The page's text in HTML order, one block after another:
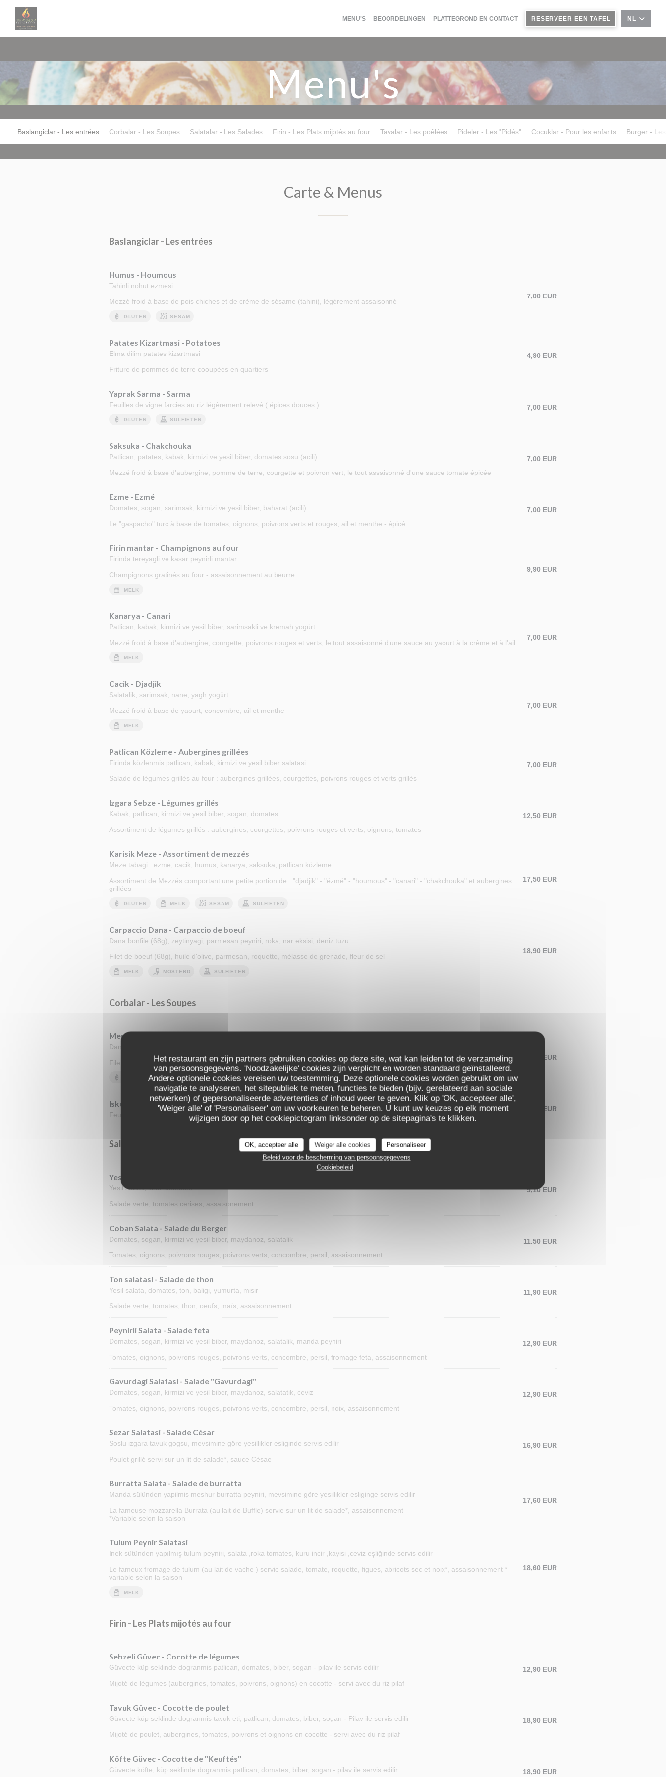
Het restaurant en zijn partners gebruiken cookies op deze site, wat kan leiden tot de verzameling
van persoonsgegevens. 'Noodzakelijke' cookies zijn verplicht en worden standaard geïnstalleerd.
Andere optionele cookies vereisen uw toestemming. Deze optionele cookies worden gebruikt om uw
navigatie te analyseren, het sitepubliek te meten, functies te bieden (bijv. gerelateerd aan sociale
netwerken) of gepersonaliseerde advertenties of inhoud weer te geven. Klik op 'OK, accepteer alle',
'Weiger alle' of 'Personaliseer' om uw voorkeuren te beheren. U kunt uw keuzes op elk moment
wijzigen door op het cookiepictogram linksonder op de sitepagina's te klikken.
OK, accepteer alle Weiger alle cookies
Personaliseer
Beleid voor de bescherming van persoonsgegevens
Cookiebeleid
MENU'S BEOORDELINGEN PLATTEGROND EN CONTACT RESERVEER EEN TAFEL NL
Menu's
Baslangiclar - Les entrées Corbalar - Les Soupes Salatalar - Les Salades Firin - Les Plats mijotés au four Tavalar - Les poêlées Pideler - Les "Pidés" Cocuklar - Pour les enfants Burger -
Carte & Menus
Baslangiclar - Les entrées
Humus - Houmous
Tahinli nohut ezmesi
Mezzé froid à base de pois chiches et de crème de sésame (tahini), légèrement assaisonné
GLUTEN SESAM
7,00 EUR
Patates Kizartmasi - Potatoes
Elma dilim patates kizartmasi
Friture de pommes de terre cooupées en quartiers
4,90 EUR
Yaprak Sarma - Sarma
Feuilles de vigne farcies au riz légèrement relevé ( épices douces )
GLUTEN SULFIETEN
7,00 EUR
Saksuka - Chakchouka
Patlican, patates, kabak, kirmizi ve yesil biber, domates sosu (acili)
Mezzé froid à base d'aubergine, pomme de terre, courgette et poivron vert, le tout assaisonné d'une sauce tomate épicée
7,00 EUR
Ezme - Ezmé
Domates, sogan, sarimsak, kirmizi ve yesil biber, baharat (acili)
Le "gaspacho" turc à base de tomates, oignons, poivrons verts et rouges, ail et menthe - épicé
7,00 EUR
Firin mantar - Champignons au four
Firinda tereyagli ve kasar peynirli mantar
Champignons gratinés au four - assaisonnement au beurre
MELK
9,90 EUR
Kanarya - Canari
Patlican, kabak, kirmizi ve yesil biber, sarimsakli ve kremah yogürt
Mezzé froid à base d'aubergine, courgette, poivrons rouges et verts, le tout assaisonné d'une sauce au yaourt à la crème et à l'ail
MELK
7,00 EUR
Cacik - Djadjik
Salatalik, sarimsak, nane, yagh yogürt
Mezzé froid à base de yaourt, concombre, ail et menthe
MELK
7,00 EUR
Patlican Közleme - Aubergines grillées
Firinda közlenmis patlican, kabak, kirmizi ve yesil biber salatasi
Salade de légumes grillés au four : aubergines grillées, courgettes, poivrons rouges et verts grillés
7,00 EUR
Izgara Sebze - Légumes grillés
Kabak, patlican, kirmizi ve yesil biber, sogan, domates
Assortiment de légumes grillés : aubergines, courgettes, poivrons rouges et verts, oignons, tomates
12,50 EUR
Karisik Meze - Assortiment de mezzés
Meze tabagi : ezme, cacik, humus, kanarya, saksuka, patlican közleme
Assortiment de Mezzés comportant une petite portion de : "djadjik" - "ézmé" - "houmous" - "canari" - "chakchouka" et aubergines
grillées
GLUTEN MELK SESAM SULFIETEN
17,50 EUR
Carpaccio Dana - Carpaccio de boeuf
Dana bonfile (68g), zeytinyagi, parmesan peyniri, roka, nar eksisi, deniz tuzu
Filet de boeuf (68g), huile d'olive, parmesan, roquette, mélasse de grenade, fleur de sel
MELK MOSTERD SULFIETEN
18,90 EUR
Corbalar - Les Soupes
Mercimek Corbasi - Soupe de lentilles rouges
Dana bonfile (68g), zeytunyagi, parmesan peyniri, roka nar eksisi, deniz tuzu
Filet de boeuf (68g), huile d'olive, parmesan, roquette, mélasse de grenade, fleur de sel
7,00 EUR
Iskembe Corbasi - Soupe de tripes (Veau)
Feuilles de vigne farcies au riz légèrement relevé (épices douces)
7,50 EUR
Salatalar - Les Salades
Yesil Salata - Salade verte
Yesil salata, kiraz domates
Salade verte, tomates cerises, assaisonement
9,10 EUR
Coban Salata - Salade du Berger
Domates, sogan, kirmizi ve yesil biber, maydanoz, salatalik
Tomates, oignons, poivrons rouges, poivrons verts, concombre, persil, assaisonnement
11,50 EUR
Ton salatasi - Salade de thon
Yesil salata, domates, ton, baligi, yumurta, misir
Salade verte, tomates, thon, oeufs, maïs, assaisonnement
11,90 EUR
Peynirli Salata - Salade feta
Domates, sogan, kirmizi ve yesil biber, maydanoz, salatalik, manda peyniri
Tomates, oignons, poivrons rouges, poivrons verts, concombre, persil, fromage feta, assaisonnement
12,90 EUR
Gavurdagi Salatasi - Salade "Gavurdagi"
Domates, sogan, kirmizi ve yesil biber, maydanoz, salatatik, ceviz
Tomates, oignons, poivrons rouges, poivrons verts, concombre, persil, noix, assaisonnement
12,90 EUR
Sezar Salatasi - Salade César
Soslu izgara tavuk gogsu, mevsimine göre yesillikler esliginde servis edilir
Poulet grillé servi sur un lit de salade*, sauce Césae
16,90 EUR
Burratta Salata - Salade de burratta
Manda sülünden yapilmis meshur burratta peyniri, mevsimine göre yesillikler esliginge servis edilir
La fameuse mozzarella Burrata (au lait de Buffle) servie sur un lit de salade*, assaisonnement
*Variable selon la saison
17,60 EUR
Tulum Peynir Salatasi
Inek sütünden yapılmış tulum peyniri, salata ,roka tomates, kuru incir ,kayisi ,ceviz eşliğinde servis edilir
Le fameux fromage de tulum (au lait de vache ) servie salade, tomate, roquette, figues, abricots sec et noix*, assaisonnement *
variable selon la saison
MELK
18,60 EUR
Firin - Les Plats mijotés au four
Sebzeli Güvec - Cocotte de légumes
Güvecte küp seklinde dogranmis patlican, domates, biber, sogan - pilav ile servis edilir
Mijoté de légumes (aubergines, tomates, poivrons, oignons) en cocotte - servi avec du riz pilaf
12,90 EUR
Tavuk Güvec - Cocotte de poulet
Güvecte küp seklinde dogranmis tavuk eti, patlican, domates, biber, sogan - Pilav ile servis edilir
Mijoté de poulet, aubergines, tomates, poivrons et oignons en cocotte - servi avec du riz pilaf
18,90 EUR
Köfte Güvec - Cocotte de "Keuftés"
Güvecte köfte, küp seklinde dogranmis patlican, domates, biber, sogan - pilav ile servis edilir 18,90 EUR